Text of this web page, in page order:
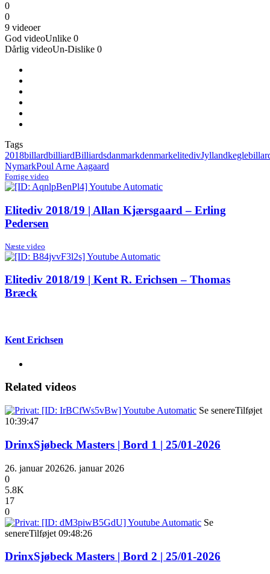
0
0
9 videoer
God videoUnlike 0
Dårlig videoUn-Dislike 0
Tags
2018billardbilliardBilliardsdanmarkdenmarkelitedivJylland
NymarkPoul Arne Aagaard
Forrige video
Elitediv 2018/19 | Allan Kjærsgaard – Erling
Pedersen
Næste video
Elitediv 2018/19 | Kent R. Erichsen – Thomas
Bræck
Kent Erichsen
Related videos
Se senereTilføjet
10:39:47
DrinxSjøbeck Masters | Bord 1 | 25/01-2026
26. januar 202626. januar 2026
0
5.8K
17
0
Se
senereTilføjet 09:48:26
DrinxSjøbeck Masters | Bord 2 | 25/01-2026